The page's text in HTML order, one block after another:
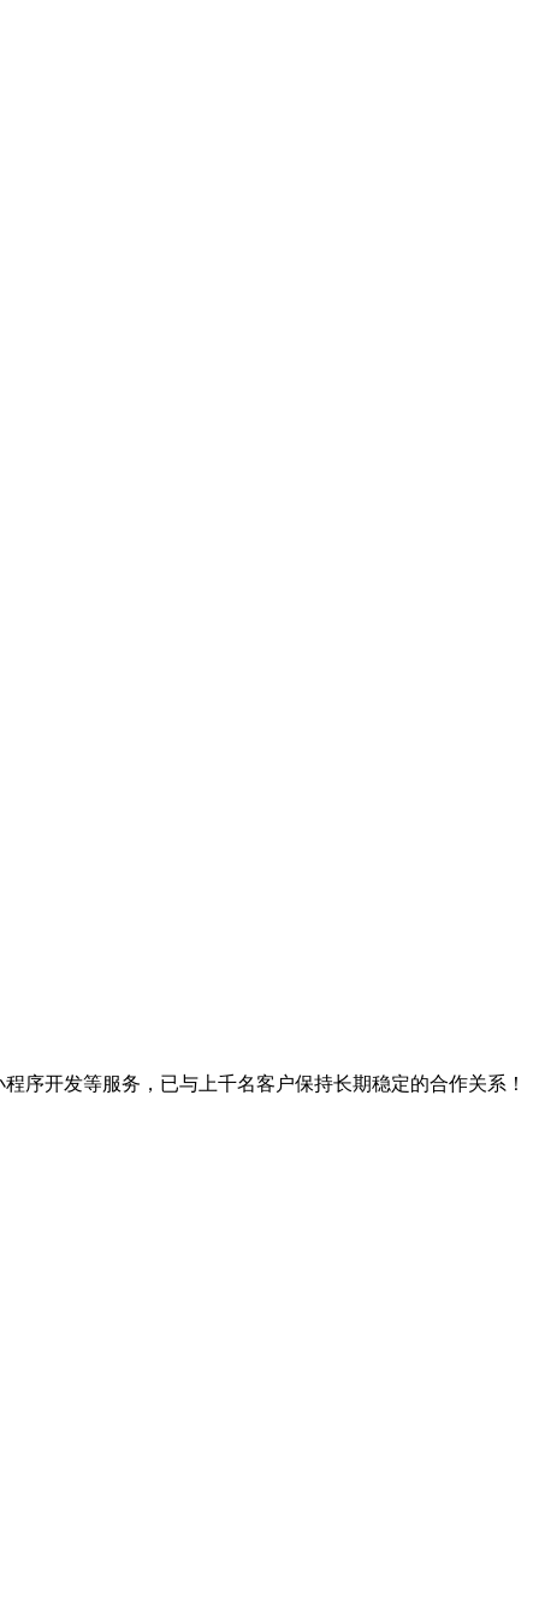
序开发等服务，已与上千名客户保持长期稳定的合作关系！